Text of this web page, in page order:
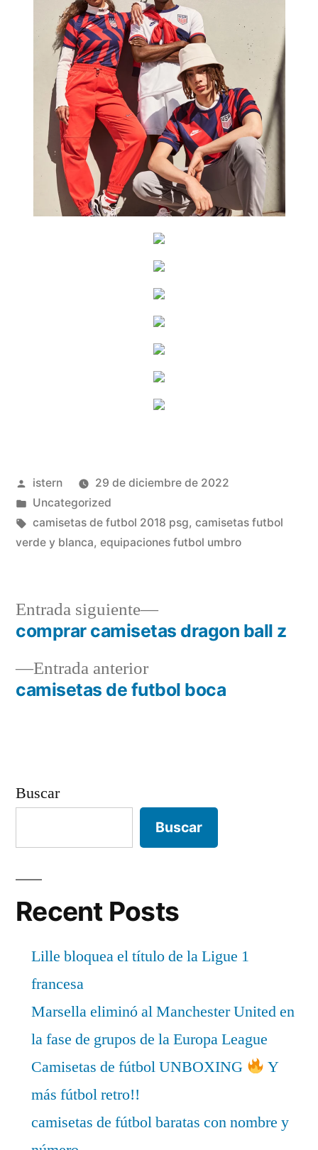
Publicado
por
istern
29 de diciembre de 2022
Publicado
en
Uncategorized
Etiquetas:
camisetas de futbol 2018 psg, camisetas futbol
verde y blanca, equipaciones futbol umbro
Navegación
deEntrada anteriorEntrada
anterior:
camisetas de futbol boca
Entrada siguiente
Entrada
siguiente:
comprar camisetas dragon ball z
Buscar
Buscar
Recent Posts
Lille bloquea el título de la Ligue 1
francesa
Marsella eliminó al Manchester United en
la fase de grupos de la Europa League
Camisetas de fútbol UNBOXING
Y
más fútbol retro!!
camisetas de fútbol baratas con nombre y